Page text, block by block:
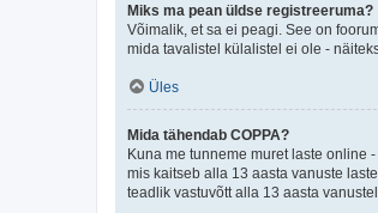
Miks ma pean üldse registreeruma?
Võimalik, et sa ei peagi. See on
mida tavalistel külalistel ei ole -
Üles
Mida tähendab COPPA?
Kuna me tunneme muret laste online
mis kaitseb alla 13 aasta vanuste
teadlik vastuvõtt alla 13 aasta